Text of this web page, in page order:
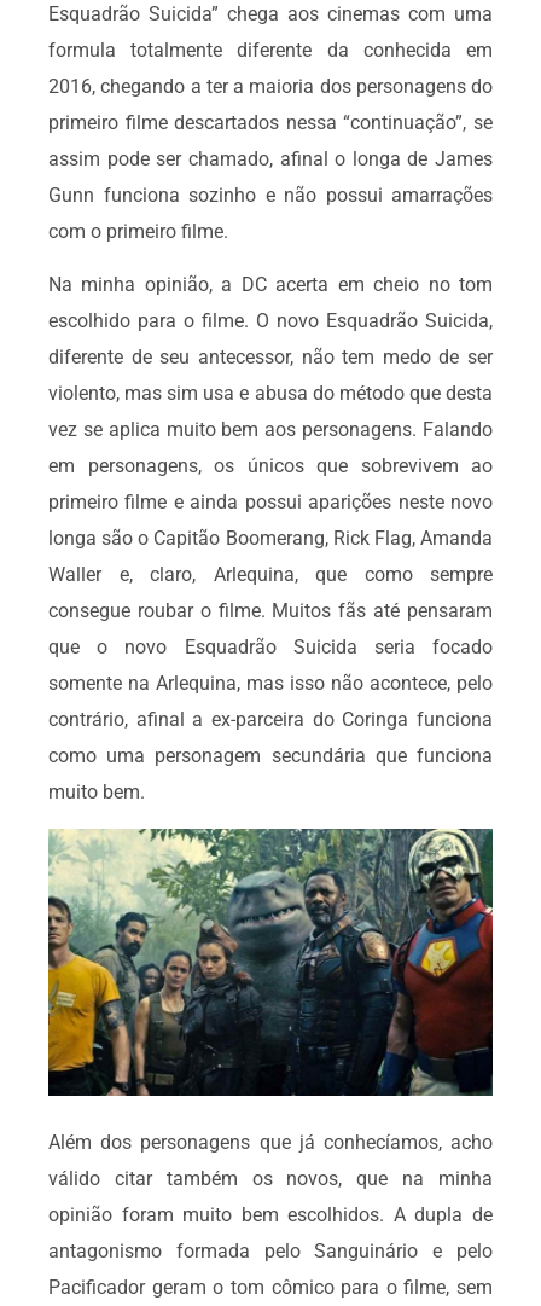
Esquadrão Suicida” chega aos cinemas com uma
formula totalmente diferente da conhecida em
2016, chegando a ter a maioria dos personagens do
primeiro filme descartados nessa “continuação”, se
assim pode ser chamado, afinal o longa de James
Gunn funciona sozinho e não possui amarrações
com o primeiro filme.
Na minha opinião, a DC acerta em cheio no tom
escolhido para o filme. O novo Esquadrão Suicida,
diferente de seu antecessor, não tem medo de ser
violento, mas sim usa e abusa do método que desta
vez se aplica muito bem aos personagens. Falando
em personagens, os únicos que sobrevivem ao
primeiro filme e ainda possui aparições neste novo
longa são o Capitão Boomerang, Rick Flag, Amanda
Waller e, claro, Arlequina, que como sempre
consegue roubar o filme. Muitos fãs até pensaram
que o novo Esquadrão Suicida seria focado
somente na Arlequina, mas isso não acontece, pelo
contrário, afinal a ex-parceira do Coringa funciona
como uma personagem secundária que funciona
muito bem.
Além dos personagens que já conhecíamos, acho
válido citar também os novos, que na minha
opinião foram muito bem escolhidos. A dupla de
antagonismo formada pelo Sanguinário e pelo
Pacificador geram o tom cômico para o filme, sem